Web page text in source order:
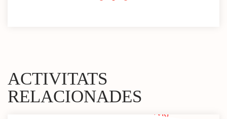
ACTIVITATS
RELACIONADES